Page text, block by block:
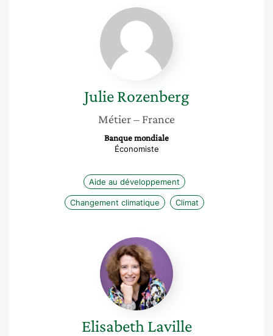
Julie
Rozenberg
Julie Rozenberg
Métier– France
Banque mondiale
Économiste
Aide au développement
Changement climatique Climat
Elisabeth
Laville
Elisabeth Laville